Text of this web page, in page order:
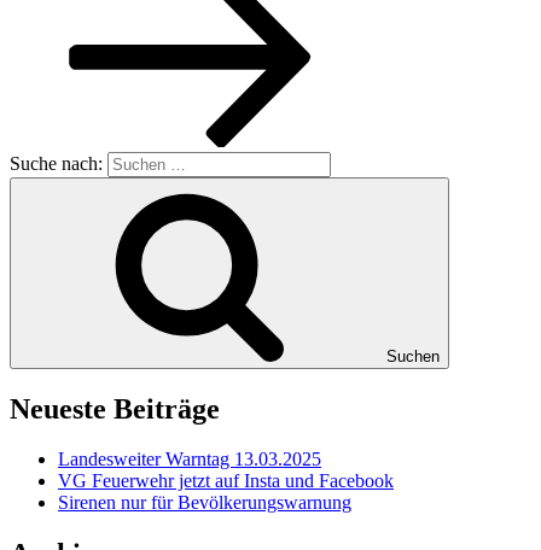
Suche nach:
Suchen
Neueste Beiträge
Landesweiter Warntag 13.03.2025
VG Feuerwehr jetzt auf Insta und Facebook
Sirenen nur für Bevölkerungswarnung